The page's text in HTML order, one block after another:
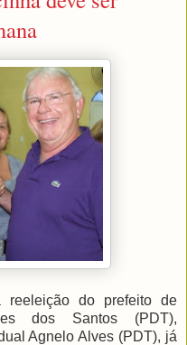
do prefeito de
dos Santos (PDT),
Agnelo Alves (PDT), já